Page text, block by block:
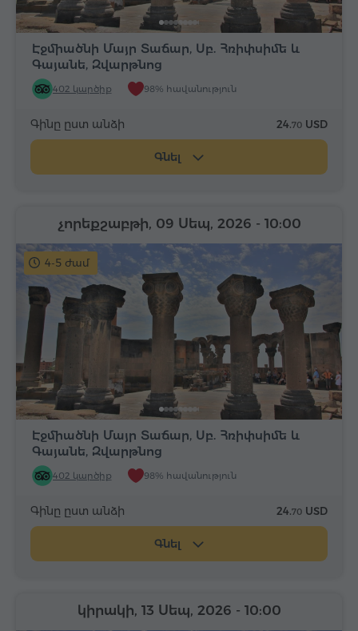
Էջմիածնի Մայր Տաճար, Սբ. Հռիփսիմե և
Գայանե, Զվարթնոց
402 կարծիք 98% հավանություն
Գինը ըստ անձի 24.70 USD
Գնել
4-5 ժամ
Էջմիածնի Մայր Տաճար, Սբ. Հռիփսիմե և
Գայանե, Զվարթնոց
402 կարծիք 98% հավանություն
չորեքշաբթի, 09 Սեպ, 2026 - 10:00
Գինը ըստ անձի 24.70 USD
Գնել
կիրակի, 13 Սեպ, 2026 - 10:00